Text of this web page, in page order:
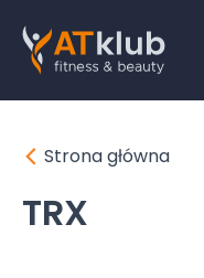
Strona główna
TRX